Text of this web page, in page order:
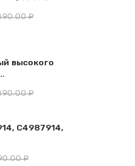
₽
высокого
₽
C4987914,
₽